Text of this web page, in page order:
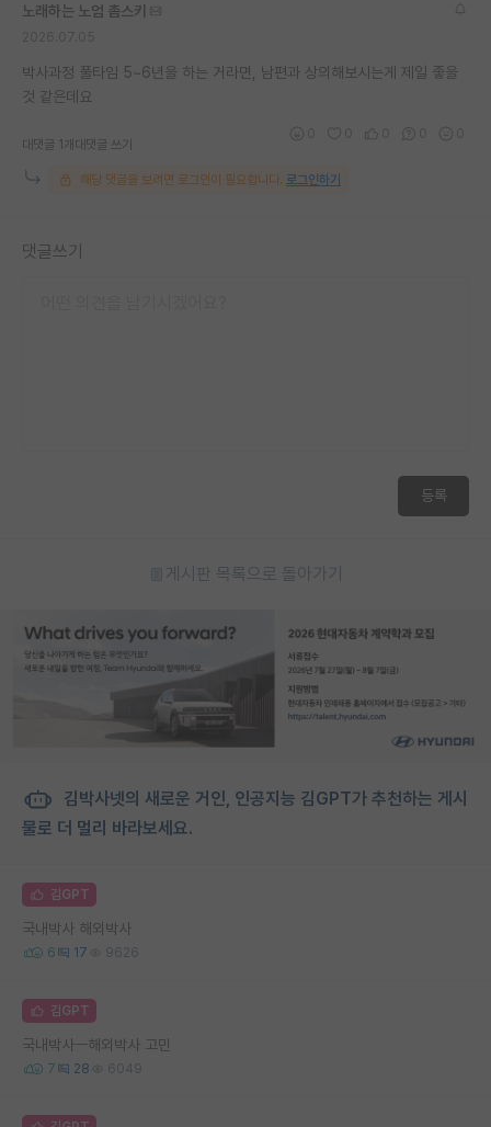
노래하는 노엄 촘스키
박사과정 풀타임 5~6년을 하는 거라면, 남편과 상의해보시는게 제일 좋을
것 같은데요
대댓글 1개 대댓글 쓰기
해당 댓글을 보려면 로그인이 필요합니다. 로그인하기
댓글쓰기
등록
게시판 목록으로 돌아가기
김박사넷의 새로운 거인, 인공지능 김GPT가 추천하는 게시
물로 더 멀리 바라보세요.
김GPT
국내박사 해외박사
6 17 9626
김GPT
국내박사ㅡ해외박사 고민
7 28 6049